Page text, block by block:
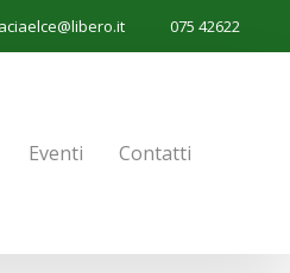
075 42622
Eventi Contatti